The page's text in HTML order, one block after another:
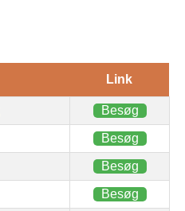
Link
Besøg
Besøg
Besøg
Besøg